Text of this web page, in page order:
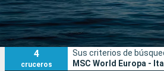
Fecha de salida
Puertos
4
cruceros
Sus criterios de
MSC World Europa -